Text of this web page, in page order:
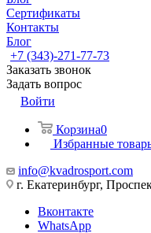
Сертификаты
Контакты
Блог
+7 (343)-271-77-73
Заказать звонок
Задать вопрос
Войти
Корзина0
Избранные
info@kvadrosport.com
г. Екатеринбург,
Вконтакте
WhatsApp